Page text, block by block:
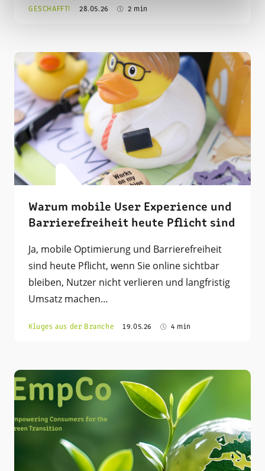
GESCHAFFT! 28.05.26 2 min
Warum mobile User Experience und
Barrierefreiheit heute Pflicht sind
Ja, mobile Optimierung und Barrierefreiheit
sind heute Pflicht, wenn Sie online sichtbar
bleiben, Nutzer nicht verlieren und langfristig
Umsatz machen…
Kluges aus der Branche 19.05.26 4 min